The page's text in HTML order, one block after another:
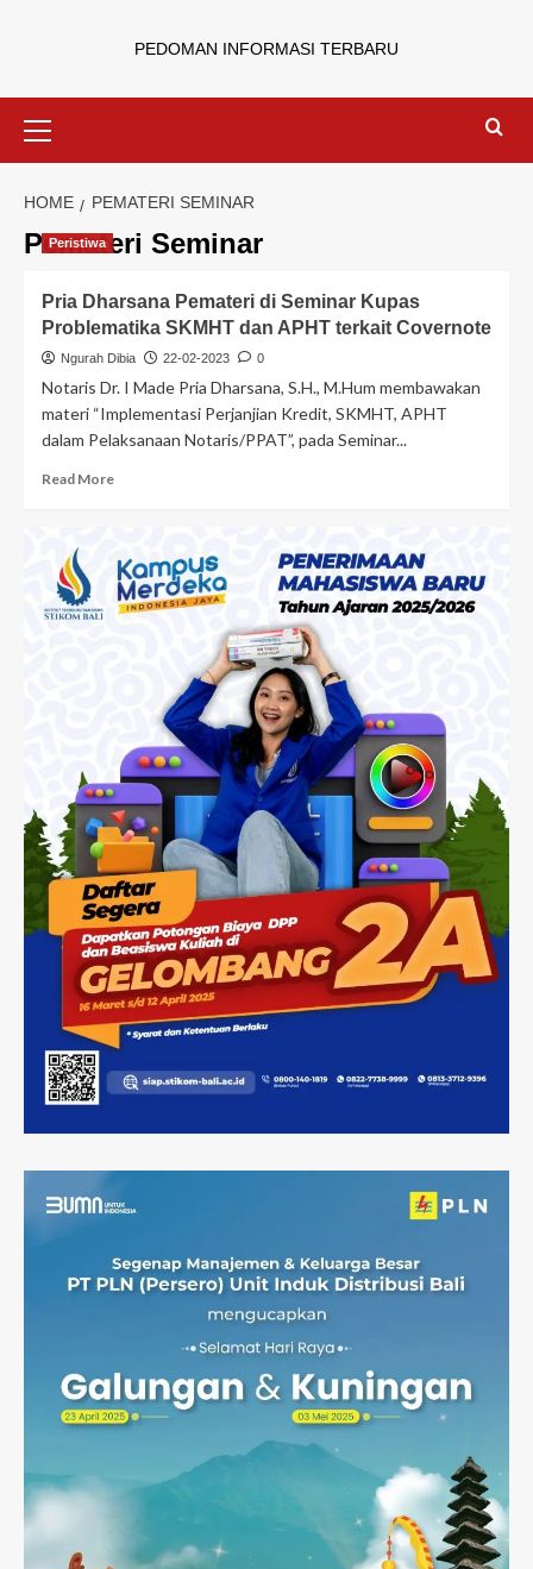
PEDOMAN INFORMASI TERBARU
HOME PEMATERI SEMINAR
Pemateri Seminar
Peristiwa
Pria Dharsana Pemateri di Seminar Kupas
Problematika SKMHT dan APHT terkait Covernote
Ngurah Dibia 22-02-2023 0
Notaris Dr. I Made Pria Dharsana, S.H., M.Hum membawakan
materi “Implementasi Perjanjian Kredit, SKMHT, APHT
dalam Pelaksanaan Notaris/PPAT”, pada Seminar...
Read More